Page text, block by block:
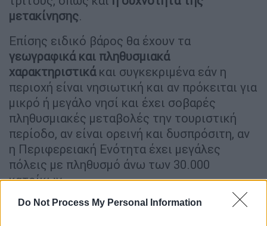
Do Not Process My Personal Information
μετακίνησης.
Επίσης ειδικό βάρος θα έχουν τα
γεωγραφικά και πληθυσμιακά
χαρακτηριστικάκαι συγκεκριμένα εάν η
περιοχή είναι νησιωτική και αν πρόκειται για
μικρό ή μεγάλο νησί και έχει σοβαρές
πληθυσμιακές μεταβολές την τουριστική
περίοδο, αν είναι ορεινή και δυσπρόσιτη, αν
η Περιφερειακή Ενότητα έχει μεγάλες
πόλεις με πληθυσμό άνω των 30.000
κατοίκων.
Από τις συγκοινωνιακέςμελέτεςπου θα